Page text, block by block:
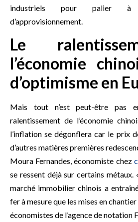
industriels pour palier à
d’approvisionnement.
Le
l’économie
d’optimisme en
Mais tout n’est peut-être pas
ralentissement de l’économie
l’inflation se dégonflera car le prix
d’autres matières premières
Moura Fernandes, économiste chez
se ressent déjà sur certains métaux.
marché immobilier chinois a
fer à mesure que les mises en
économistes de l’agence de notation